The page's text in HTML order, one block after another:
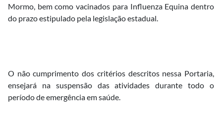
Mormo, bem como vacinados para Influenza Equina dentro
do prazo estipulado pela legislação estadual.
O não cumprimento dos critérios descritos nessa Portaria,
ensejará na suspensão das atividades durante todo o
período de emergência em saúde.